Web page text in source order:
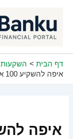
דף הבית
השקעות
איפה להשקיע 100 אלף דולר כדי להרוויח בגדול ומהר